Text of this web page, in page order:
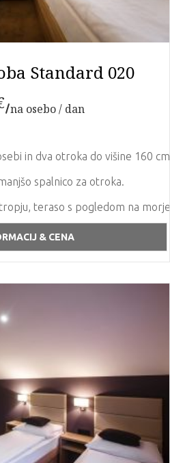
Standard 020
na osebo / dan
in dva otroka do višine 160
spalnico za otroka.
teraso s pogledom na
bar, klima uređaj
& CENA